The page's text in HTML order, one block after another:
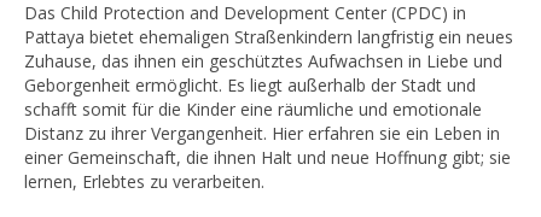
Das Child Protection and Development Center (CPDC) in
Pattaya bietet ehemaligen Straßenkindern langfristig ein neues
Zuhause, das ihnen ein geschütztes Aufwachsen in Liebe und
Geborgenheit ermöglicht. Es liegt außerhalb der Stadt und
schafft somit für die Kinder eine räumliche und emotionale
Distanz zu ihrer Vergangenheit. Hier erfahren sie ein Leben in
einer Gemeinschaft, die ihnen Halt und neue Hoffnung gibt; sie
lernen, Erlebtes zu verarbeiten.